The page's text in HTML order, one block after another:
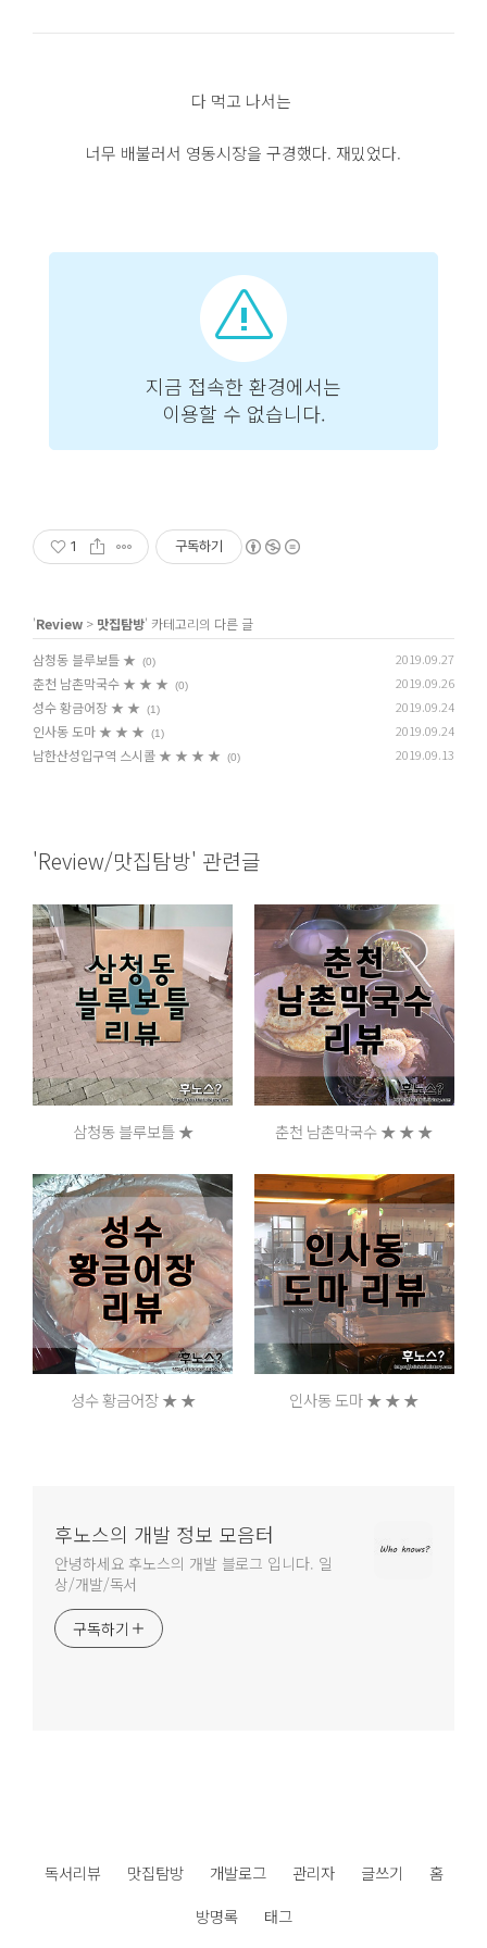
다 먹고 나서는
너무 배불러서 영동시장을 구경했다. 재밌었다.
1 구독하기
'Review > 맛집탐방' 카테고리의 다른 글
삼청동 블루보틀 ★
(0) 2019.09.27
춘천 남촌막국수 ★ ★ ★ (0) 2019.09.26
성수 황금어장 ★ ★ (1) 2019.09.24
인사동 도마 ★ ★ ★ (1) 2019.09.24
남한산성입구역 스시콜 ★ ★ ★ ★ (0) 2019.09.13
'Review/맛집탐방' 관련글
삼청동 블루보틀 ★ 춘천 남촌막국수 ★ ★ ★
성수 황금어장 ★ ★ 인사동 도마 ★ ★ ★
후노스의 개발 정보 모음터
안녕하세요 후노스의 개발 블로그 입니다. 일
상/개발/독서
구독하기
독서리뷰 맛집탐방 개발로그 관리자 글쓰기
홈
방명록
태그